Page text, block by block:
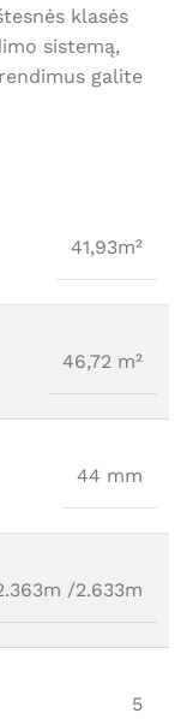
klasės
sistemą,
galite
41,93m²
46,72 m²
44 mm
/2.633m
5